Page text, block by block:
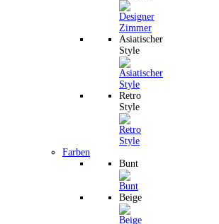
Asiatischer
Style
Retro
Style
Farben
Bunt
Beige